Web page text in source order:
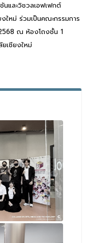
นและวิชวลเอฟเฟกต์
ใหม่ ร่วมเป็นคณะกรรมการ
ณ ห้องโถงชั้น 1
เชียงใหม่